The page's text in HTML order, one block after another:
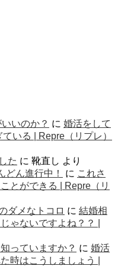
いのか？ に 婚活をして
いる | Repre（リプレ）
た に 靴直し より
どん進行中！
に これさ
とができる | Repre（リ
ダメなトコロ に 結婚相
ゃないですよね？？ |
っていますか？ に 婚活
時はこうしましょう |